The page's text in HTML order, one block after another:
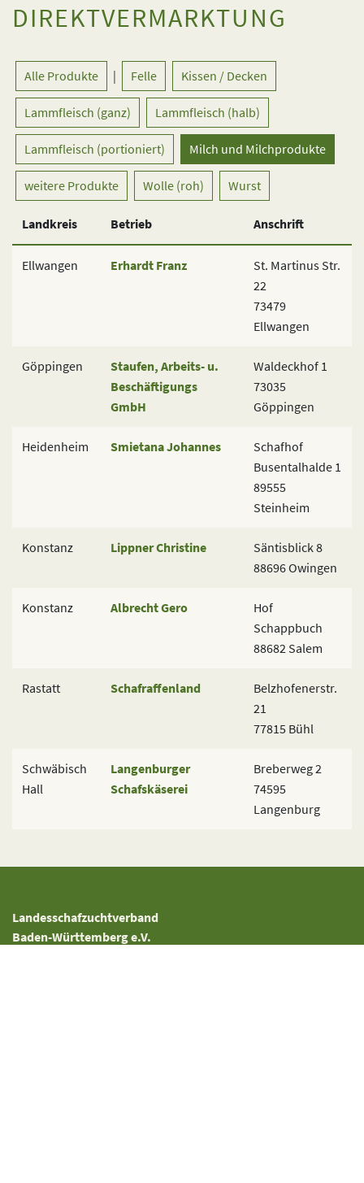
DIREKTVERMARKTUNG
Alle Produkte | Felle Kissen / Decken
Lammfleisch (ganz) Lammfleisch (halb)
Lammfleisch (portioniert) Milch und Milchprodukte
weitere Produkte Wolle (roh) Wurst
Landkreis Betrieb Anschrift
Ellwangen Erhardt Franz
St. Martinus Str.
22
73479
Ellwangen
Göppingen
Staufen, Arbeits- u.
Beschäftigungs
GmbH
Waldeckhof 1
73035
Göppingen
Heidenheim Smietana Johannes
Schafhof
Busentalhalde 1
89555
Steinheim
Konstanz Lippner Christine
Säntisblick 8
88696 Owingen
Konstanz Albrecht Gero
Hof
Schappbuch
88682 Salem
Rastatt Schafraffenland
Belzhofenerstr.
21
77815 Bühl
Schwäbisch
Hall
Langenburger
Schafskäserei
Breberweg 2
74595
Langenburg
Landesschafzuchtverband
Baden-Württemberg e.V.